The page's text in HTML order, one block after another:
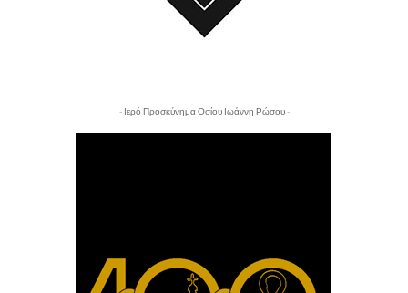
- Ιερό Προσκύνημα Οσίου Ιωάννη Ρώσου -